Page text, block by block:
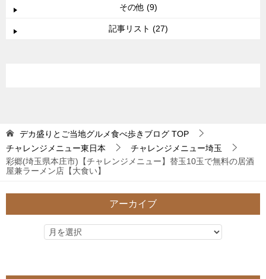
その他 (9)
記事リスト (27)
デカ盛りとご当地グルメ食べ歩きブログ TOP
チャレンジメニュー東日本
チャレンジメニュー埼玉
彩郷(埼玉県本庄市)【チャレンジメニュー】替玉10玉で無料の居酒
屋兼ラーメン店【大食い】
アーカイブ